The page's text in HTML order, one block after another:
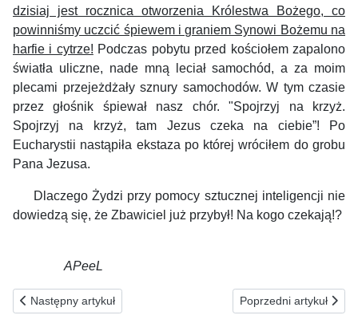
dzisiaj jest rocznica otworzenia Królestwa Bożego, co
powinniśmy uczcić śpiewem i graniem Synowi Bożemu na
harfie i cytrze! Podczas pobytu przed kościołem zapalono
światła uliczne, nade mną leciał samochód, a za moim
plecami przejeżdżały sznury samochodów. W tym czasie
przez głośnik śpiewał nasz chór. "Spojrzyj na krzyż.
Spojrzyj na krzyż, tam Jezus czeka na ciebie”!
Po
Eucharystii nastąpiła ekstaza po której wróciłem do grobu
Pana Jezusa.
Dlaczego Żydzi przy pomocy sztucznej inteligencji nie
dowiedzą się, że Zbawiciel już przybył! Na kogo czekają!?
APeeL
Poprzednia strona: 04.04.2026(s) ZA NIEŚWIADOMYCH TEGO,
Następny artykuł Następna strona:
Poprzedni artykuł